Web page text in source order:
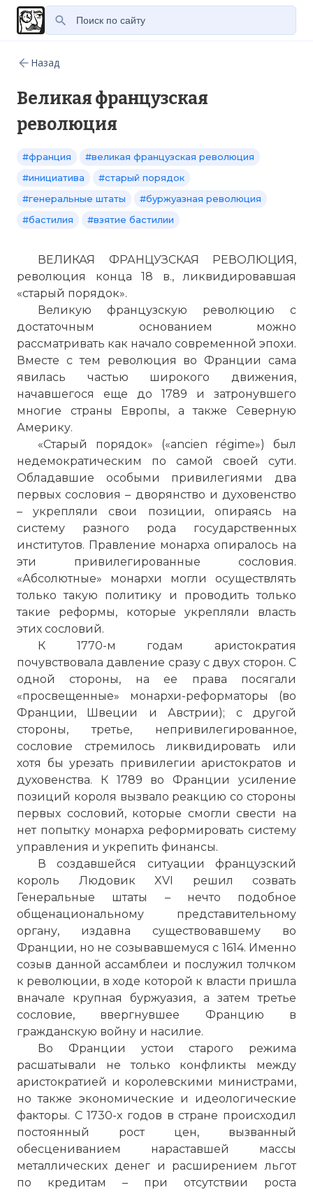
Назад
Великая французская
революция
#франция
#великая французская революция
#инициатива
#старый порядок
#генеральные штаты
#буржуазная революция
#бастилия
#взятие бастилии
ВЕЛИКАЯ ФРАНЦУЗСКАЯ РЕВОЛЮЦИЯ,
революция конца 18 в., ликвидировавшая
«старый порядок».
Великую французскую революцию с
достаточным основанием можно
рассматривать как начало современной эпохи.
Вместе с тем революция во Франции сама
явилась частью широкого движения,
начавшегося еще до 1789 и затронувшего
многие страны Европы, а также Северную
Америку.
«Старый порядок» («ancien régime») был
недемократическим по самой своей сути.
Обладавшие особыми привилегиями два
первых сословия – дворянство и духовенство
– укрепляли свои позиции, опираясь на
систему разного рода государственных
институтов. Правление монарха опиралось на
эти привилегированные сословия.
«Абсолютные» монархи могли осуществлять
только такую политику и проводить только
такие реформы, которые укрепляли власть
этих сословий.
К 1770-м годам аристократия
почувствовала давление сразу с двух сторон. С
одной стороны, на ее права посягали
«просвещенные» монархи-реформаторы (во
Франции, Швеции и Австрии); с другой
стороны, третье, непривилегированное,
сословие стремилось ликвидировать или
хотя бы урезать привилегии аристократов и
духовенства. К 1789 во Франции усиление
позиций короля вызвало реакцию со стороны
первых сословий, которые смогли свести на
нет попытку монарха реформировать систему
управления и укрепить финансы.
В создавшейся ситуации французский
король Людовик XVI решил созвать
Генеральные штаты – нечто подобное
общенациональному представительному
органу, издавна существовавшему во
Франции, но не созывавшемуся с 1614. Именно
созыв данной ассамблеи и послужил толчком
к революции, в ходе которой к власти пришла
вначале крупная буржуазия, а затем третье
сословие, ввергнувшее Францию в
гражданскую войну и насилие.
Во Франции устои старого режима
расшатывали не только конфликты между
аристократией и королевскими министрами,
но также экономические и идеологические
факторы. С 1730-х годов в стране происходил
постоянный рост цен, вызванный
обесцениванием нараставшей массы
металлических денег и расширением льгот
по кредитам – при отсутствии роста